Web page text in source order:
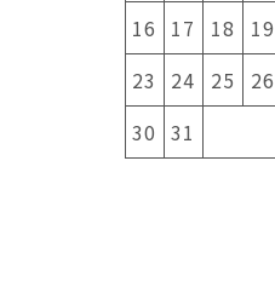
16
17 18 19
23
24 25 26
30 31